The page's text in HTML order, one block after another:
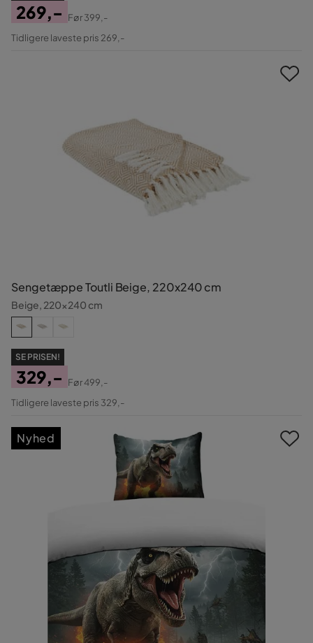
Pris
269,-
Original
Før399,-
Tidligere laveste pris 269,-
Sengetæppe Toutli Beige, 220x240 cm
Beige, 220x240 cm
SE PRISEN!
Pris
329,-
Original
Før499,-
Tidligere laveste pris 329,-
Nyhed